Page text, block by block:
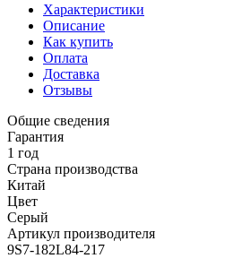
Характеристики
Описание
Как купить
Оплата
Доставка
Отзывы
Общие сведения
Гарантия
1 год
Страна производства
Китай
Цвет
Серый
Артикул производителя
9S7-182L84-217